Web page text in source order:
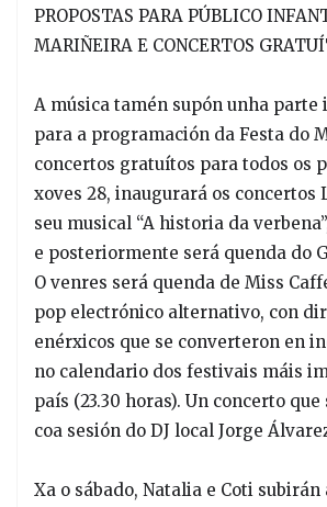
PROPOSTAS PARA PÚBLICO
MARIÑEIRA E CONCERTOS
A música tamén supón unha
para a programación da Festa do
concertos gratuítos para todos os
xoves 28, inaugurará os concertos
seu musical “A historia da
e posteriormente será quenda do
O venres será quenda de Miss
pop electrónico alternativo, con
enérxicos que se converteron en
no calendario dos festivais máis
país (23.30 horas). Un concerto
coa sesión do DJ local Jorge
Xa o sábado, Natalia e Coti subirán